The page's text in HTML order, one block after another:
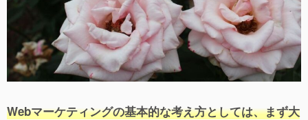
Webマーケティングの基本的な考え方としては、まず大